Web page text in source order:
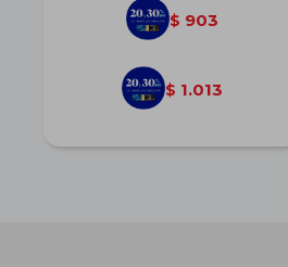
$ 903
$ 1.013